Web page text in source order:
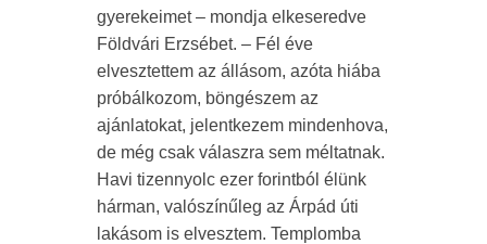
gyerekeimet – mondja elkeseredve
Földvári Erzsébet. – Fél éve
elvesztettem az állásom, azóta hiába
próbálkozom, böngészem az
ajánlatokat, jelentkezem mindenhova,
de még csak válaszra sem méltatnak.
Havi tizennyolc ezer forintból élünk
hárman, valószínűleg az Árpád úti
lakásom is elvesztem. Templomba